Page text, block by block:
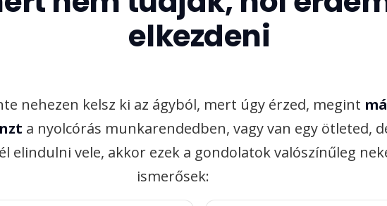
elkezdeni
nehezen kelsz ki az ágyból, mert úgy érzed, megint
a nyolcórás munkarendedben, vagy van egy ötleted,
elindulni vele, akkor ezek a gondolatok valószínűleg
ismerősek: